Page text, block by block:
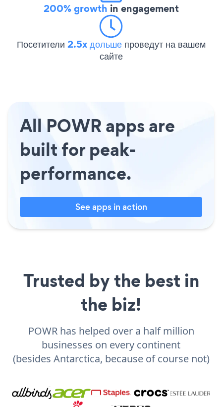
200% growth in engagement
Посетители 2.5x дольше проведут на вашем
сайте
All POWR apps are
built for peak-
performance.
See apps in action
Trusted by the best in
the biz!
POWR has helped over a half million
businesses on every continent
(besides Antarctica, because of course not)